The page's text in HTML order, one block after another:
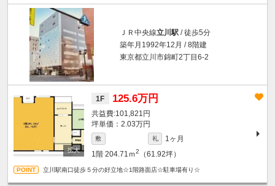
ＪＲ中央線立川駅 / 徒歩5分
築年月1992年12月 / 8階建
東京都立川市錦町2丁目6-2
1F 125.6万円
101,821円
坪単価：2.03万円
敷 礼
1ヶ月
1階 204.71ｍ2 （61.92坪）
立川駅南口徒歩５分の好立地☆1階路面店☆駐車場有り☆